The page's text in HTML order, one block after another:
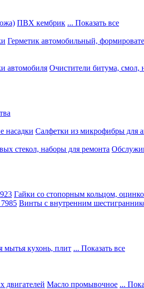
ПВХ кембрик ... Показать все
Герметик автомобильный,
автомобиля Очистители битума, смол,
насадки Салфетки из микрофибры для
стекол, наборы для ремонта
Гайки со стопорным кольцом,
Винты с внутренним
мытья кухонь, плит ... Показать все
двигателей Масло промывочное ...